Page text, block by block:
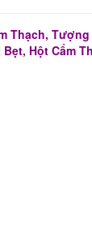
Thạch,
Hột Cẩm